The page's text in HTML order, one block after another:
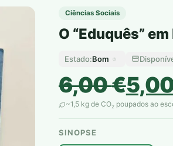
Ciências Sociais
O “Eduquês”
Estado:Bom
6,00€
O
preço
original
O
preço
atual
~1,5 kg de CO2 poupados ao
SINOPSE
plantar árvores reais